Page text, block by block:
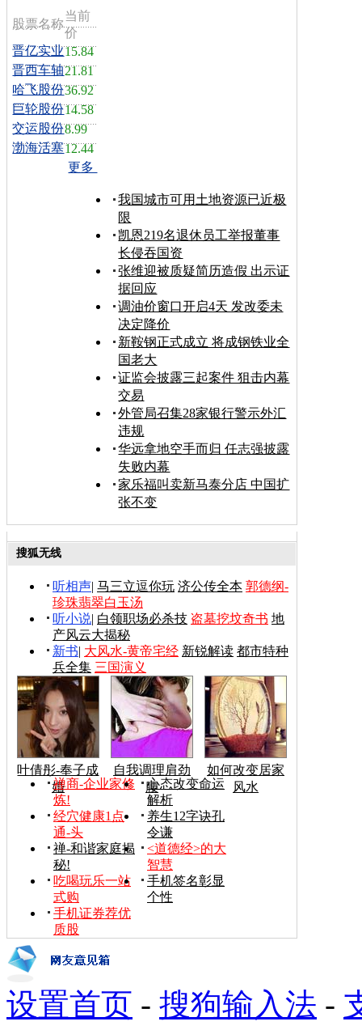
股票名称
当前
价
晋亿实业15.84
晋西车轴21.81
哈飞股份36.92
巨轮股份14.58
交运股份8.99
渤海活塞12.44
更多
我国城市可用土地资源已近极
限
凯恩219名退休员工举报董事
长侵吞国资
张维迎被质疑简历造假 出示证
据回应
调油价窗口开启4天 发改委未
决定降价
新鞍钢正式成立 将成钢铁业全
国老大
证监会披露三起案件 狙击内幕
交易
外管局召集28家银行警示外汇
违规
华远拿地空手而归 任志强披露
失败内幕
家乐福叫卖新马泰分店 中国扩
张不变
搜狐无线
听相声| 马三立逗你玩 济公传全本 郭德纲-
珍珠翡翠白玉汤
听小说| 白领职场必杀技 盗墓挖坟奇书 地
产风云大揭秘
新书| 大风水-黄帝宅经 新锐解读 都市特种
兵全集 三国演义
叶倩彤-奉子成
婚
自我调理肩劲
腰
如何改变居家
风水
禅商-企业家修
炼!
心态改变命运
解析
经穴健康1点
通-头
养生12字诀孔
令谦
禅-和谐家庭揭
秘!
<道德经>的大
智慧
吃喝玩乐一站
式购
手机签名彰显
个性
手机证券荐优
质股
设置首页 - 搜狗输入法 -